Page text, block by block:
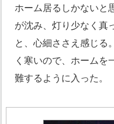
ホーム居るしかないと
が沈み、灯り少なく真
と、心細ささえ感じる
く寒いので、ホームを
難するように入った。